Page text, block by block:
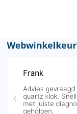
Webwinkelkeur